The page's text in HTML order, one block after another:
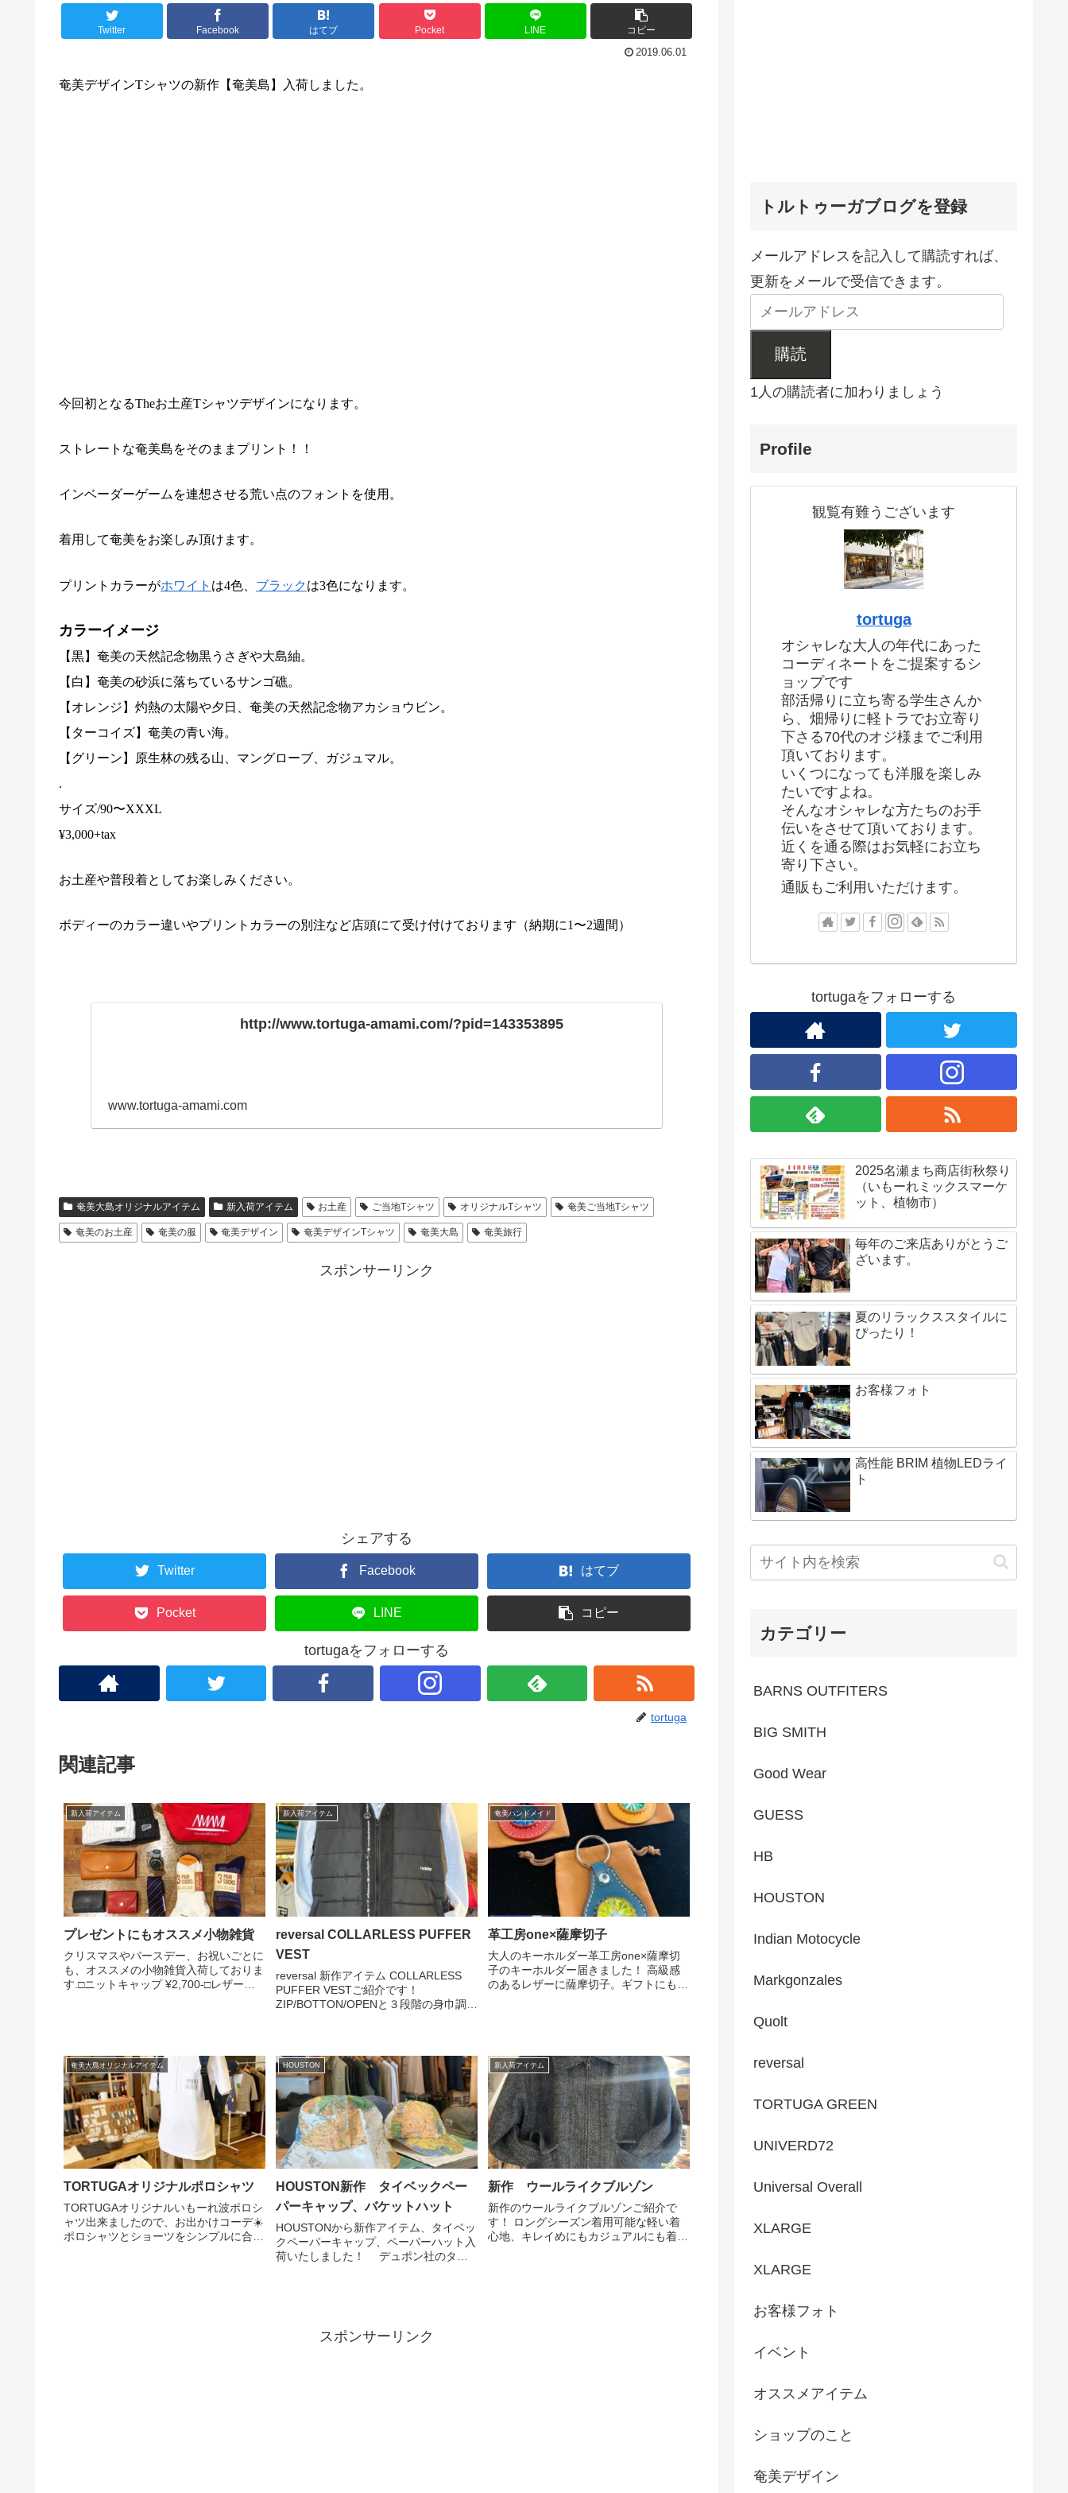
Twitter Facebook はてブ Pocket LINE コピー
2019.06.01
奄美デザインTシャツの新作【奄美島】入荷しました。
今回初となるTheお土産Tシャツデザインになります。
ストレートな奄美島をそのままプリント！！
インベーダーゲームを連想させる荒い点のフォントを使用。
着用して奄美をお楽しみ頂けます。
プリントカラーがホワイト は4色、 ブラックは3色になります。
カラーイメージ
【黒】奄美の天然記念物黒うさぎや大島紬。
【白】奄美の砂浜に落ちているサンゴ礁。
【オレンジ】灼熱の太陽や夕日、奄美の天然記念物アカショウビン。
【ターコイズ】奄美の青い海。
【グリーン】原生林の残る山、マングローブ、ガジュマル。
.
サイズ/90〜XXXL
¥3,000+tax
お土産や普段着としてお楽しみください。
ボディーのカラー違いやプリントカラーの別注など店頭にて受け付けております（納期に1 〜2週間）
http://www.tortuga-amami.com/?pid=143353895
www.tortuga-amami.com
奄美大島オリジナルアイテム 新入荷アイテム お土産 ご当地Tシャツ オリジナルTシャツ 奄美ご当地Tシャツ
奄美のお土産 奄美の服 奄美デザイン 奄美デザインTシャツ 奄美大島 奄美旅行
スポンサーリンク
シェアする
Twitter Facebook はてブ
Pocket LINE コピー
tortugaをフォローする
tortuga
関連記事
新入荷アイテム
プレゼントにもオススメ小物雑貨
クリスマスやバースデー、お祝いごとに
も、オススメの小物雑貨入荷しておりま
す.□ニットキャップ ¥2,700-□レザーウ
新入荷アイテム
reversal COLLARLESS PUFFER
VEST
reversal 新作アイテム COLLARLESS
PUFFER VESTご紹介です！
ZIP/BOTTON/OPENと３段階の身巾調節
奄美ハンドメイド
革工房one×薩摩切子
大人のキーホルダー革工房one×薩摩切
子のキーホルダー届きました！ 高級感
のあるレザーに薩摩切子。ギフトにも喜
奄美大島オリジナルアイテム
TORTUGAオリジナルポロシャツ
TORTUGAオリジナルいもーれ波ポロシ
ャツ出来ましたので、お出かけコーデ☀️
ポロシャツとショーツをシンプルに合わ
HOUSTON
HOUSTON新作 タイベックペー
パーキャップ、バケットハット
HOUSTONから新作アイテム、タイベッ
クペーパーキャップ、ペーパーハット入
荷いたしました！ デュポン社のタイ
新入荷アイテム
新作 ウールライクブルゾン
新作のウールライクブルゾンご紹介で
す！ ロングシーズン着用可能な軽い着
心地、キレイめにもカジュアルにも着回
スポンサーリンク
トルトゥーガブログを登録
メールアドレスを記入して購読すれば、
更新をメールで受信できます。
購読
1人の購読者に加わりましょう
Profile
観覧有難うございます
tortuga
オシャレな大人の年代にあった
コーディネートをご提案するシ
ョップです
部活帰りに立ち寄る学生さんか
ら、畑帰りに軽トラでお立寄り
下さる70代のオジ様までご利用
頂いております。
いくつになっても洋服を楽しみ
たいですよね。
そんなオシャレな方たちのお手
伝いをさせて頂いております。
近くを通る際はお気軽にお立ち
寄り下さい。
通販もご利用いただけます。
tortugaをフォローする
2025名瀬まち商店街秋祭り
（いもーれミックスマーケ
ット、植物市）
毎年のご来店ありがとうご
ざいます。
夏のリラックススタイルに
ぴったり！
お客様フォト
高性能 BRIM 植物LEDライ
ト
カテゴリー
BARNS OUTFITERS
BIG SMITH
Good Wear
GUESS
HB
HOUSTON
Indian Motocycle
Markgonzales
Quolt
reversal
TORTUGA GREEN
UNIVERD72
Universal Overall
XLARGE
XLARGE
お客様フォト
イベント
オススメアイテム
ショップのこと
奄美デザイン